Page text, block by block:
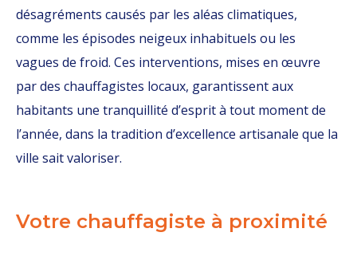
désagréments causés par les aléas climatiques,
comme les épisodes neigeux inhabituels ou les
vagues de froid. Ces interventions, mises en œuvre
par des chauffagistes locaux, garantissent aux
habitants une tranquillité d’esprit à tout moment de
l’année, dans la tradition d’excellence artisanale que la
ville sait valoriser.
Votre chauffagiste à proximité